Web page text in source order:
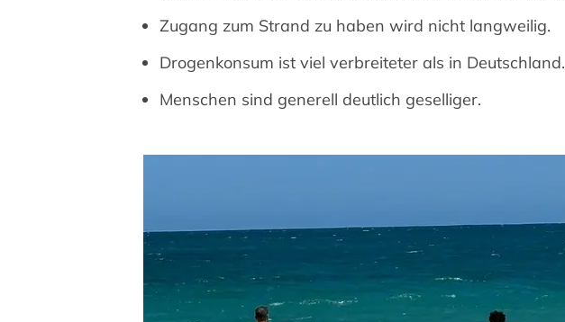
Zugang zum Strand zu haben wird nicht langweilig.
Drogenkonsum ist viel verbreiteter als in Deutschland.
Menschen sind generell deutlich geselliger.